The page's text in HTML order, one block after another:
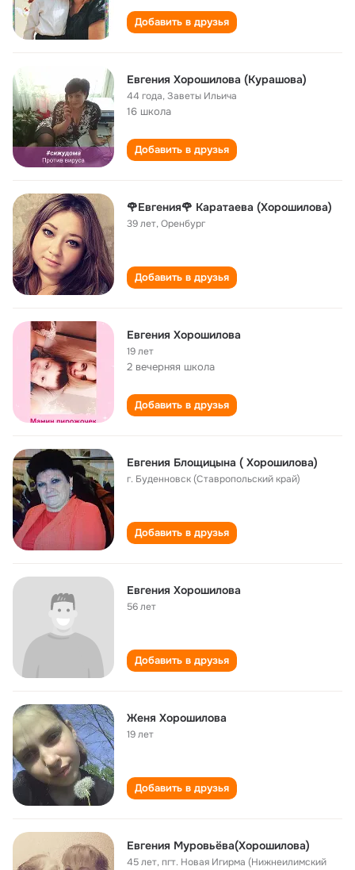
Добавить в друзья
Евгения Хорошилова (Курашова)
44 года,Заветы Ильича
16 школа
Добавить в друзья
🌹Евгения🌹 Каратаева (Хорошилова)
39 лет,Оренбург
Добавить в друзья
Евгения Хорошилова
19 лет
2 вечерняя школа
Добавить в друзья
Евгения Блощицына ( Хорошилова)
г. Буденновск (Ставропольский край)
Добавить в друзья
Евгения Хорошилова
56 лет
Добавить в друзья
Женя Хорошилова
19 лет
Добавить в друзья
Евгения Муровьёва(Хорошилова)
45 лет,пгт. Новая Игирма (Нижнеилимский